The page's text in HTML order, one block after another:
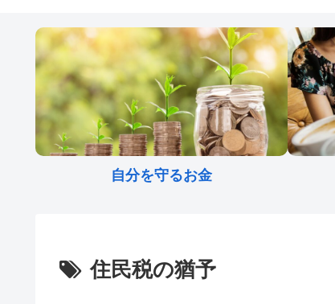
自分を守るお金
住民税の猶予